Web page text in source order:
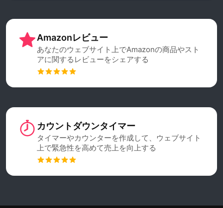
Amazonレビュー
あなたのウェブサイト上でAmazonの商品やスト
アに関するレビューをシェアする
カウントダウンタイマー
タイマーやカウンターを作成して、ウェブサイト
上で緊急性を高めて売上を向上する